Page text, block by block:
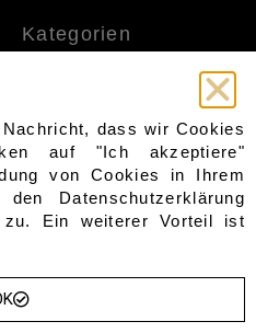
Kategorien
aus Holz
aus Metall
Truhen
Sofas & Sessel
Garderoben
dass wir Cookies
auf "Ich akzeptiere"
von Cookies in Ihrem
den Datenschutzerklärung
zu. Ein weiterer Vorteil ist